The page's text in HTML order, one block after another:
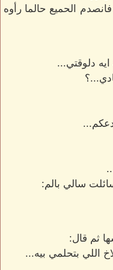
الحميع حالما رأوه
دلوقتي...
سالي بالم:
ثم قال:
اللي بتحلمي بيه...